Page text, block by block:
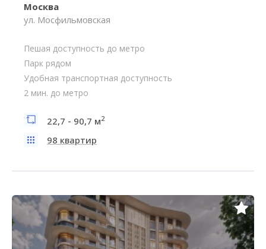
Москва
ул. Мосфильмовская
Пешая доступность до метро
Парк рядом
Удобная транспортная доступность
2 мин. до метро
22,7 - 90,7 м2
98 квартир